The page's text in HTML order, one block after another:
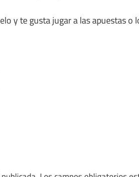
y te gusta jugar a las apuestas o